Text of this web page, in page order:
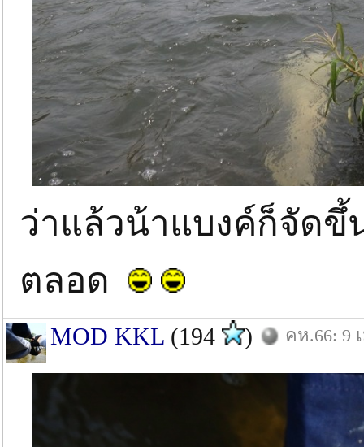
ว่าแล้วน้าแบงค์ก็จัด
ตลอด
MOD KKL (194 ) คห.66: 9